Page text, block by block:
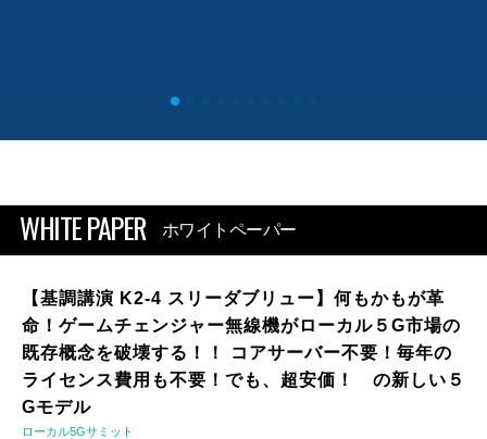
WHITE PAPER ホワイトペーパー
【基調講演 K2-4 スリーダブリュー】何もかもが革
命！ゲームチェンジャー無線機がローカル５G市場の
既存概念を破壊する！！ コアサーバー不要！毎年の
ライセンス費用も不要！でも、超安価！ の新しい５
Gモデル
ローカル5Gサミット